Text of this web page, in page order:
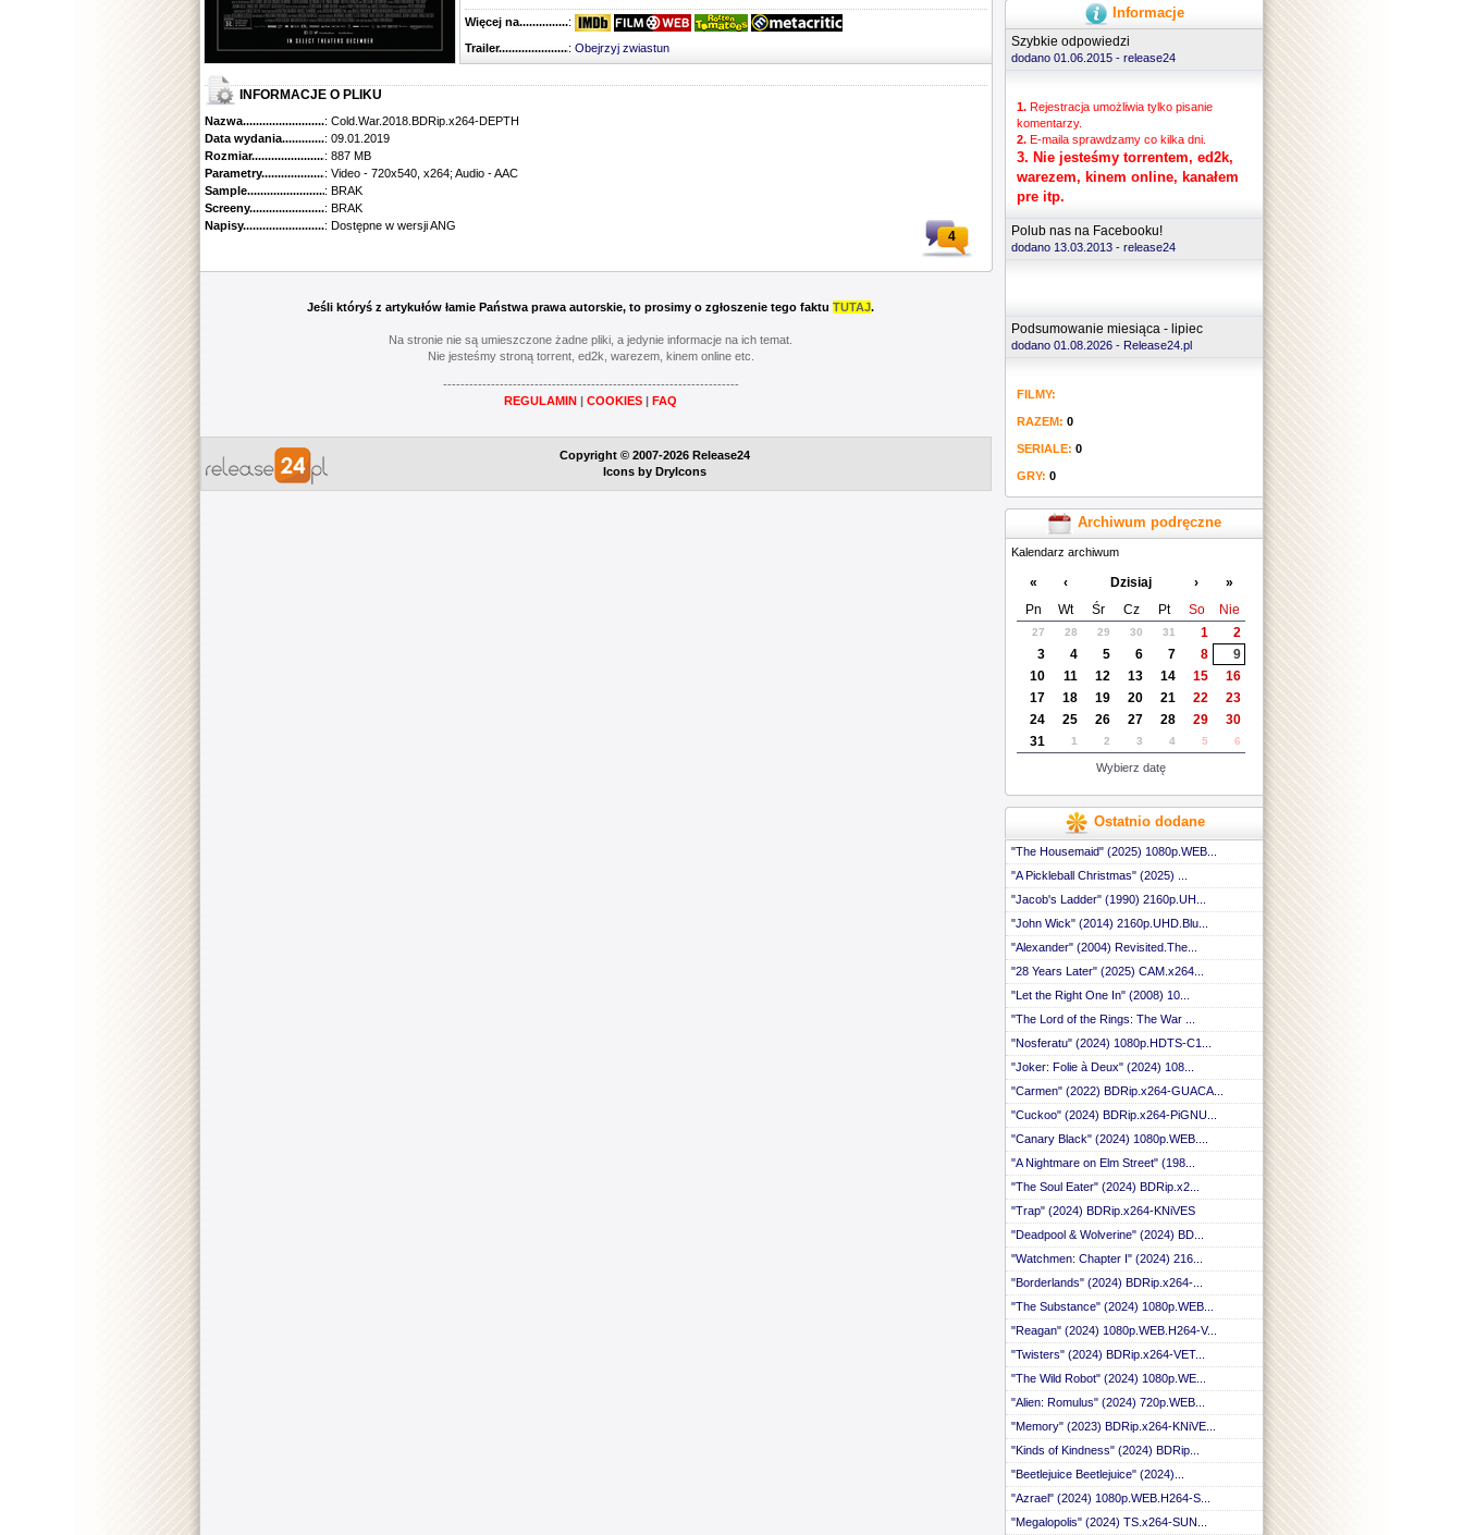
Informacje
Szybkie odpowiedzi
dodano 01.06.2015 - release24
1. Rejestracja umożliwia tylko pisanie
komentarzy.
2. E-maila sprawdzamy co kilka dni.
3. Nie jesteśmy torrentem, ed2k,
warezem, kinem online, kanałem
pre itp.
Polub nas na Facebooku!
dodano 13.03.2013 - release24
Podsumowanie miesiąca - lipiec
dodano 01.08.2026 - Release24.pl
FILMY:
RAZEM: 0
SERIALE: 0
GRY: 0
Archiwum podręczne
Kalendarz archiwum
« ‹ Dzisiaj ›
»
Pn
Wt Śr Cz Pt So Nie
27 28 29 30 31 1
2
3
4 5 6 7 8
9
10
11 12 13 14 15
16
17
18 19 20 21 22
23
24
25 26 27 28 29
30
31
1 2 3 4 5 6
Wybierz datę
Ostatnio dodane
"The Housemaid" (2025) 1080p.WEB...
"A Pickleball Christmas" (2025) ...
"Jacob's Ladder" (1990) 2160p.UH...
"John Wick" (2014) 2160p.UHD.Blu...
"Alexander" (2004) Revisited.The...
"28 Years Later" (2025) CAM.x264...
"Let the Right One In" (2008) 10...
"The Lord of the Rings: The War ...
"Nosferatu" (2024) 1080p.HDTS-C1...
"Joker: Folie à Deux" (2024) 108...
"Carmen" (2022) BDRip.x264-GUACA...
"Cuckoo" (2024) BDRip.x264-PiGNU...
"Canary Black" (2024) 1080p.WEB....
"A Nightmare on Elm Street" (198...
"The Soul Eater" (2024) BDRip.x2...
"Trap" (2024) BDRip.x264-KNiVES
"Deadpool & Wolverine" (2024) BD...
"Watchmen: Chapter I" (2024) 216...
"Borderlands" (2024) BDRip.x264-...
"The Substance" (2024) 1080p.WEB...
"Reagan" (2024) 1080p.WEB.H264-V...
"Twisters" (2024) BDRip.x264-VET...
"The Wild Robot" (2024) 1080p.WE...
"Alien: Romulus" (2024) 720p.WEB...
"Memory" (2023) BDRip.x264-KNiVE...
"Kinds of Kindness" (2024) BDRip...
"Beetlejuice Beetlejuice" (2024)...
"Azrael" (2024) 1080p.WEB.H264-S...
"Megalopolis" (2024) TS.x264-SUN...
Więcej na........................................
:
Trailer...........................................
: Obejrzyj zwiastun
INFORMACJE O PLIKU
Nazwa.............................................: Cold.War.2018.BDRip.x264-DEPTH
Data wydania......................................
: 09.01.2019
Rozmiar...........................................
: 887 MB
Parametry.........................................: Video - 720x540, x264; Audio - AAC
Sample............................................
: BRAK
Screeny...........................................
: BRAK
Napisy............................................: Dostępne w wersji ANG
4
Jeśli któryś z artykułów łamie Państwa prawa autorskie, to prosimy o zgłoszenie tego faktu TUTAJ.
Na stronie nie są umieszczone żadne pliki, a jedynie informacje na ich temat.
Nie jesteśmy stroną torrent, ed2k, warezem, kinem online etc.
--------------------------------------------------------------------
REGULAMIN | COOKIES | FAQ
Copyright © 2007-2026 Release24
Icons by DryIcons